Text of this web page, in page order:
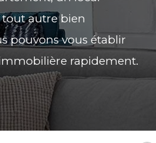
autre bien
pouvons vous établir
rapidement.